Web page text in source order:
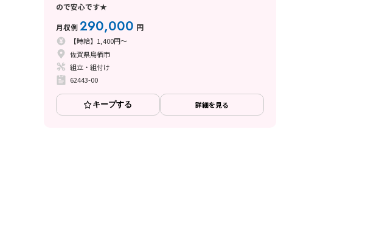
ので安心です★
月収例290,000 円
【時給】1,400円～
佐賀県鳥栖市
組立・組付け
62443-00
キープする 詳細を見る